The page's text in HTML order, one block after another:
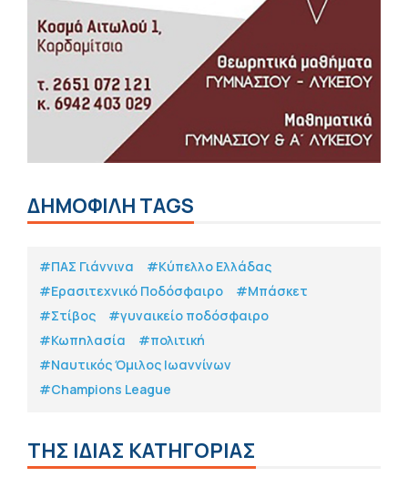
ΔΗΜΟΦΙΛΗ TAGS
#ΠΑΣ Γιάννινα
#Κύπελλο Ελλάδας
#Eρασιτεχνικό Ποδόσφαιρο
#Μπάσκετ
#Στίβος
#γυναικείο ποδόσφαιρο
#Κωπηλασία
#πολιτική
#Ναυτικός Όμιλος Ιωαννίνων
#Champions League
ΤΗΣ ΙΔΙΑΣ ΚΑΤΗΓΟΡΙΑΣ